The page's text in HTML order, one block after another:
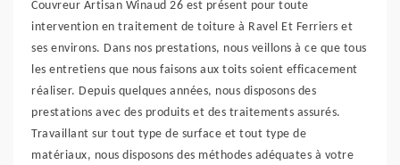
Couvreur Artisan Winaud 26 est présent pour toute
intervention en traitement de toiture à Ravel Et Ferriers et
ses environs. Dans nos prestations, nous veillons à ce que tous
les entretiens que nous faisons aux toits soient efficacement
réaliser. Depuis quelques années, nous disposons des
prestations avec des produits et des traitements assurés.
Travaillant sur tout type de surface et tout type de
matériaux, nous disposons des méthodes adéquates à votre